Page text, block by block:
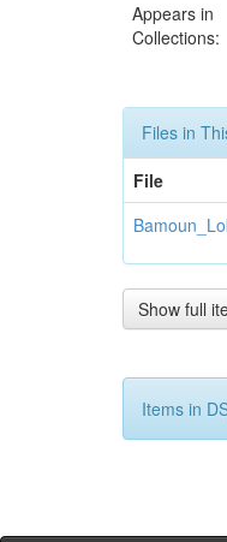
Appears in
Collections:
Files in
File
Show full
Items in